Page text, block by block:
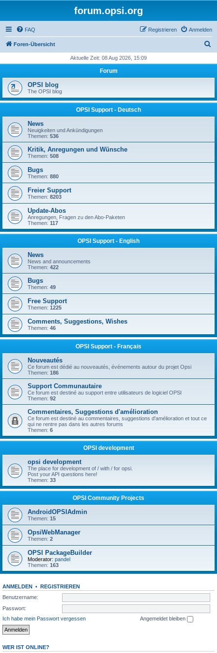
forum.opsi.org
FAQ Anmelden
Registrieren
Foren-Übersicht
h
Aktuelle Zeit: 08 Aug 2026, 15:09
Forum
OPSI blog
The OPSI blog
OPSI Support - Deutsch
News
Neuigkeiten und Ankündigungen
Themen: 536
Kritik, Anregungen und Wünsche
Themen: 508
Bugs
Themen: 880
Freier Support
Themen: 8203
Update-Abos
Anregungen, Fragen zu den Abo-Paketen
Themen: 117
OPSI Support - English
News
News and announcements
Themen: 422
Bugs
Themen: 49
Free Support
Themen: 1225
Comments, Suggestions, Wishes
Themen: 46
OPSI Support - Français
Nouveautés
Ce forum est dédié au nouveautés, événements autour du projet Opsi
Themen: 186
Support Communautaire
Ce forum est destiné au support entre utilisateurs de logiciel OPSI
Themen: 92
Commentaires, Suggestions d'amélioration
Ce forum est destiné au commentaires, suggestions d'amélioration et tout ce
qui ne rentre pas dans les autres forums
Themen: 6
OPSI development
opsi development
The place for development of / with / for opsi.
Post your API questions here!
Themen: 33
OPSI Community Projects
AndroidOPSIAdmin
Themen: 15
OpsiWebManager
Themen: 2
OPSI PackageBuilder
Moderator: pandel
Themen: 163
ANMELDEN • REGISTRIEREN
Benutzername:
Passwort:
Ich habe mein Passwort vergessen
Angemeldet bleiben
WER IST ONLINE?